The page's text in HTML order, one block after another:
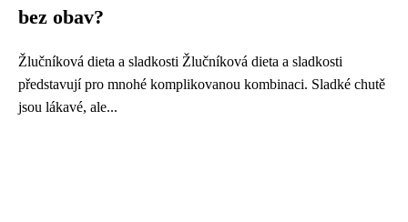
bez obav?
Žlučníková dieta a sladkosti Žlučníková dieta a sladkosti
představují pro mnohé komplikovanou kombinaci. Sladké chutě
jsou lákavé, ale...